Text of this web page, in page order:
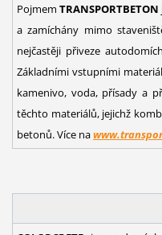
PojmemTRANSPORTBETON
a zamíchány mimo
nejčastěji přiveze
Základními vstupními
kamenivo, voda, přísady a
těchto materiálů, jejichž
betonů. Více na